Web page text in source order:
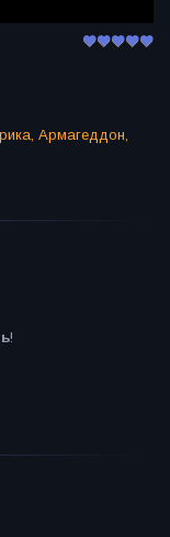
, Армагеддон,
!